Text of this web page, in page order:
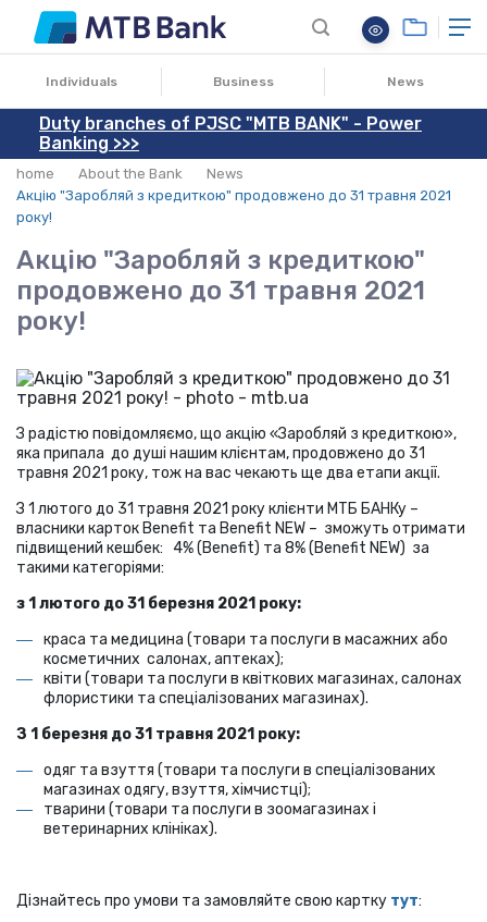
Individuals Business News
Duty branches of PJSC "MTB BANK" - Power
Banking >>>
home About the Bank
News
Акцію "Заробляй з кредиткою" продовжено до 31 травня 2021
року!
Акцію "Заробляй з кредиткою"
продовжено до 31 травня 2021
року!
01.02.2021
З радістю повідомляємо, що акцію «Заробляй з кредиткою»,
яка припала до душі нашим клієнтам, продовжено до 31
травня 2021 року, тож на вас чекають ще два етапи акції.
З 1 лютого до 31 травня 2021 року клієнти МТБ БАНКу –
власники карток Benefit та Benefit NEW – зможуть отримати
підвищений кешбек: 4% (Benefit) та 8% (Benefit NEW) за
такими категоріями:
з 1 лютого до 31 березня 2021 року:
краса та медицина (товари та послуги в масажних або
косметичних салонах, аптеках);
квіти (товари та послуги в квіткових магазинах, салонах
флористики та спеціалізованих магазинах).
З 1 березня до 31 травня 2021 року:
одяг та взуття (товари та послуги в спеціалізованих
магазинах одягу, взуття, хімчистці);
тварини (товари та послуги в зоомагазинах і
ветеринарних клініках).
Дізнайтесь про умови та замовляйте свою картку тут: